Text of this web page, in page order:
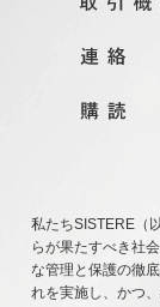
私たちSISTERE（
らが果たすべき社
な管理と保護の徹
れを実施し、かつ、